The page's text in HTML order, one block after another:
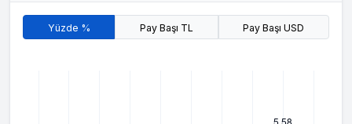
Yüzde % Pay Başı TL Pay Başı USD